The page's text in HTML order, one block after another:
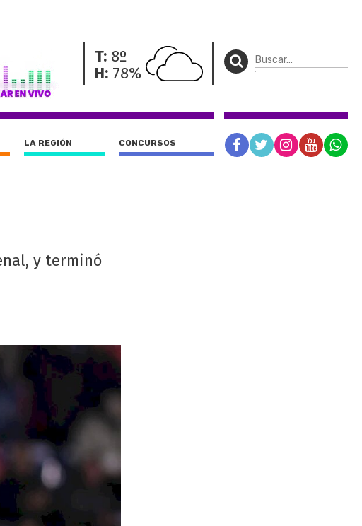
T: 8º
H: 78%
LA REGIÓN CONCURSOS
y terminó